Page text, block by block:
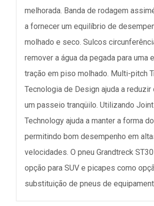
melhorada. Banda de rodagem
a fornecer um equilíbrio de
molhado e seco. Sulcos
remover a água da pegada para uma
tração em piso molhado. Multi-pitch
Tecnologia de Design ajuda a reduzir
um passeio tranqüilo. Utilizando
Technology ajuda a manter a forma
permitindo bom desempenho em
velocidades. O pneu Grandtreck
opção para SUV e picapes como
substituição de pneus de